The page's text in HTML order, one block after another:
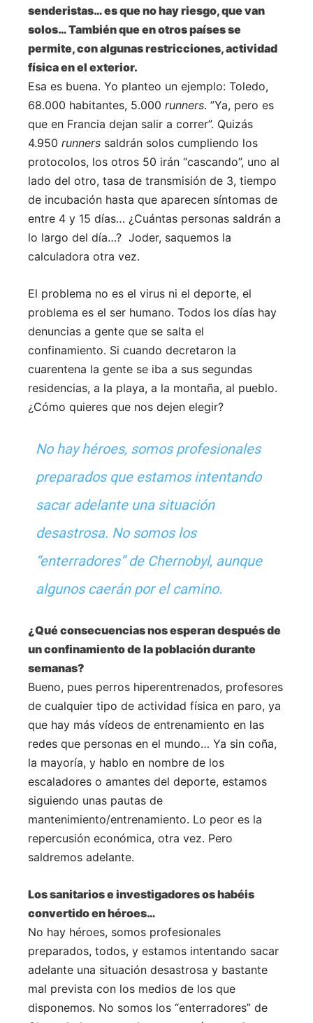
senderistas… es que no hay riesgo, que van
solos… También que en otros países se
permite, con algunas restricciones, actividad
física en el exterior.
Esa es buena. Yo planteo un ejemplo: Toledo,
68.000 habitantes, 5.000 runners. ”Ya, pero es
que en Francia dejan salir a correr”. Quizás
4.950 runners saldrán solos cumpliendo los
protocolos, los otros 50 irán “cascando”, uno al
lado del otro, tasa de transmisión de 3, tiempo
de incubación hasta que aparecen síntomas de
entre 4 y 15 días… ¿Cuántas personas saldrán a
lo largo del día…? Joder, saquemos la
calculadora otra vez.
El problema no es el virus ni el deporte, el
problema es el ser humano. Todos los días hay
denuncias a gente que se salta el
confinamiento. Si cuando decretaron la
cuarentena la gente se iba a sus segundas
residencias, a la playa, a la montaña, al pueblo.
¿Cómo quieres que nos dejen elegir?
No hay héroes, somos profesionales
preparados que estamos intentando
sacar adelante una situación
desastrosa. No somos los
“enterradores” de Chernobyl, aunque
algunos caerán por el camino.
¿Qué consecuencias nos esperan después de
un confinamiento de la población durante
semanas?
Bueno, pues perros hiperentrenados, profesores
de cualquier tipo de actividad física en paro, ya
que hay más vídeos de entrenamiento en las
redes que personas en el mundo… Ya sin coña,
la mayoría, y hablo en nombre de los
escaladores o amantes del deporte, estamos
siguiendo unas pautas de
mantenimiento/entrenamiento. Lo peor es la
repercusión económica, otra vez. Pero
saldremos adelante.
Los sanitarios e investigadores os habéis
convertido en héroes…
No hay héroes, somos profesionales
preparados, todos, y estamos intentando sacar
adelante una situación desastrosa y bastante
mal prevista con los medios de los que
disponemos. No somos los “enterradores” de